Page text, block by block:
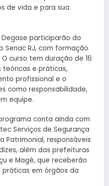
de vida e para sua
participarão do
Senac RJ, com formação
curso tem duração de 16
teóricas e práticas,
profissional e o
como responsabilidade,
equipe.
conta ainda com
Serviços de Segurança
Patrimonial, responsáveis
além das prefeituras
e Magé, que receberão
em órgãos da